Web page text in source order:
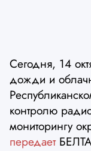
Сегодня, 14
дожди и
контролю
мониторингу
передает